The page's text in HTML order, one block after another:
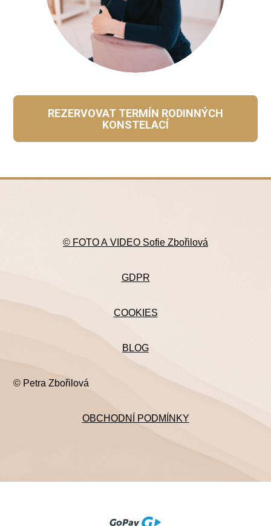
REZERVOVAT TERMÍN RODINNÝCH
KONSTELACÍ
© FOTO A VIDEO Sofie Zbořilová
GDPR
COOKIES
BLOG
© Petra Zbořilová
OBCHODNÍ PODMÍNKY